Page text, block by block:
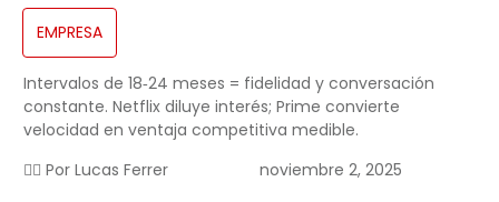
EMPRESA
Intervalos de 18‑24 meses = fidelidad y conversación
constante. Netflix diluye interés; Prime convierte
velocidad en ventaja competitiva medible.
✍🏻 Por Lucas Ferrer noviembre 2, 2025